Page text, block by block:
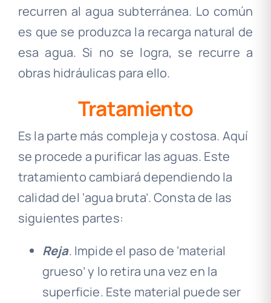
recurren al agua subterránea. Lo común
es que se produzca la recarga natural de
esa agua. Si no se logra, se recurre a
obras hidráulicas para ello.
Tratamiento
Es la parte más compleja y costosa. Aquí
se procede a purificar las aguas. Este
tratamiento cambiará dependiendo la
calidad del ‘agua bruta’. Consta de las
siguientes partes:
Reja. Impide el paso de ‘material
grueso’ y lo retira una vez en la
superficie. Este material puede ser